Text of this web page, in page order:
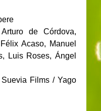
de Córdova,
Acaso, Manuel
Luis Roses, Ángel
Films / Yago